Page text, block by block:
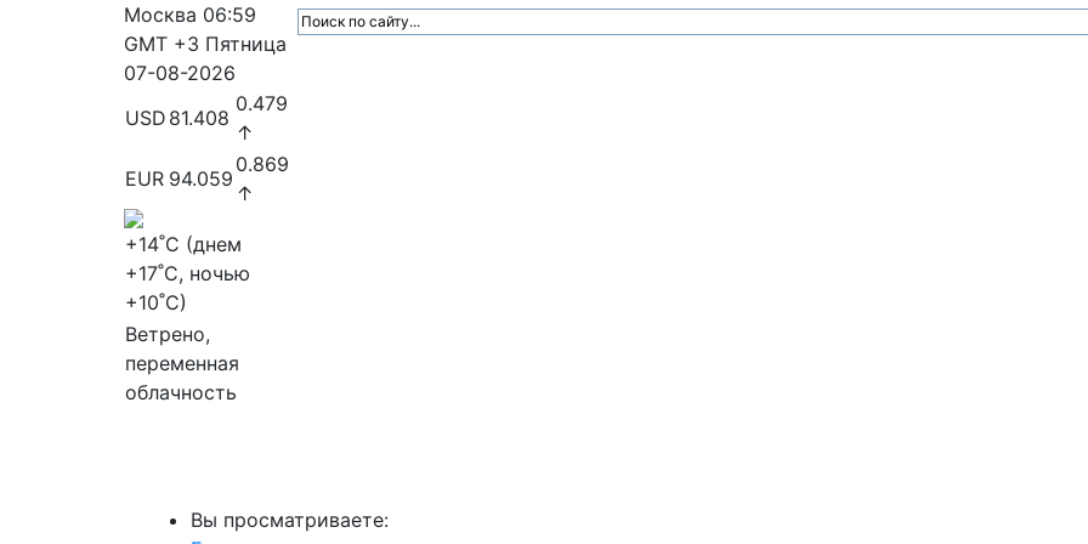
Москва 06:59
GMT +3 Пятница
07-08-2026
USD 81.408
0.479
↑
EUR 94.059
0.869
↑
+14˚C (днем
+17˚C, ночью
+10˚C)
Ветрено,
переменная
облачность
Вы просматриваете: